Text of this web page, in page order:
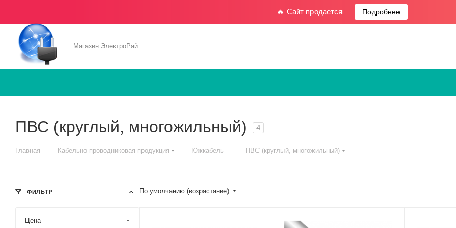
🔥 Сайт продается Подробнее
Магазин ЭлектроРай
ПВС (круглый, многожильный) 4
Главная — Кабельно-проводниковая продукция — Южкабель — ПВС (круглый, многожильный)
По умолчанию (возрастание)
ФИЛЬТР
Цена